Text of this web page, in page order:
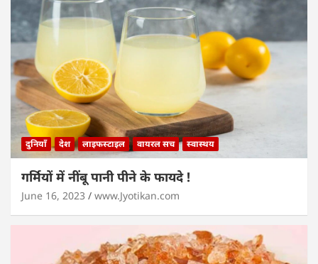
दुनियाँ देश लाइफस्टाइल वायरल सच स्वास्थय
गर्मियों में नींबू पानी पीने के फायदे !
June 16, 2023 www.Jyotikan.com